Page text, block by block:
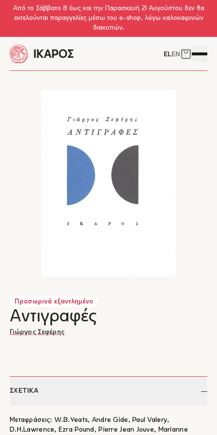
Skip to main content
Από το Σάββατο 8 έως και την Παρασκευή 21 Αυγούστου δεν θα
εκτελούνται παραγγελίες μέσω του e-shop, λόγω καλοκαιρινών
διακοπών.
ELEN Δείτε το
Προσωρινά εξαντλημένο
Αντιγραφές
Γιώργος Σεφέρης
ΣΧΕΤΙΚΑ
Μεταφράσεις: W.B.Yeats, Andre Gide, Paul Valery,
D.H.Lawrence, Ezra Pound, Pierre Jean Jouve, Marianne